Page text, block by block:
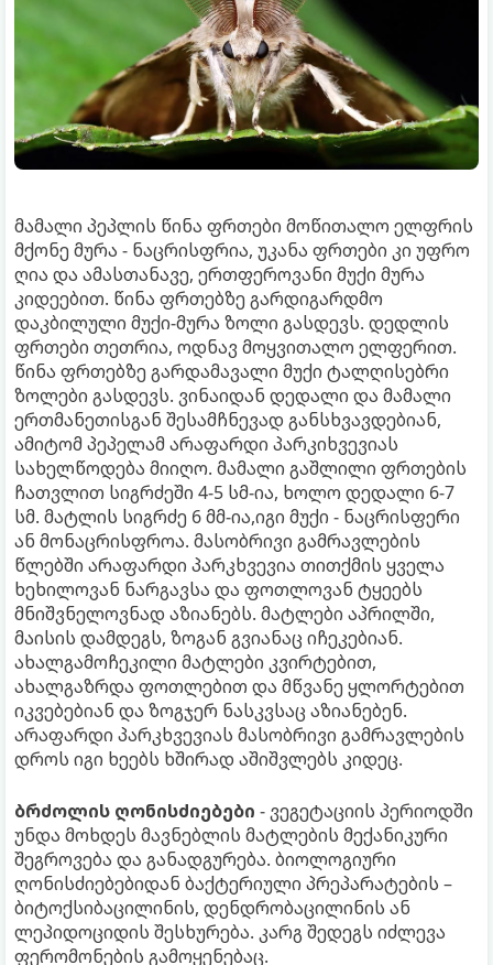
მამალი პეპლის წინა ფრთები მოწითალო ელფრის
მქონე მურა - ნაცრისფრია, უკანა ფრთები კი უფრო
ღია და ამასთანავე, ერთფეროვანი მუქი მურა
კიდეებით. წინა ფრთებზე გარდიგარდმო
დაკბილული მუქი-მურა ზოლი გასდევს. დედლის
ფრთები თეთრია, ოდნავ მოყვითალო ელფერით.
წინა ფრთებზე გარდამავალი მუქი ტალღისებრი
ზოლები გასდევს. ვინაიდან დედალი და მამალი
ერთმანეთისგან შესამჩნევად განსხვავდებიან,
ამიტომ პეპელამ არაფარდი პარკიხვევიას
სახელწოდება მიიღო. მამალი გაშლილი ფრთების
ჩათვლით სიგრძეში 4-5 სმ-ია, ხოლო დედალი 6-7
სმ. მატლის სიგრძე 6 მმ-ია,იგი მუქი - ნაცრისფერი
ან მონაცრისფროა. მასობრივი გამრავლების
წლებში არაფარდი პარკხვევია თითქმის ყველა
ხეხილოვან ნარგავსა და ფოთლოვან ტყეებს
მნიშვნელოვნად აზიანებს. მატლები აპრილში,
მაისის დამდეგს, ზოგან გვიანაც იჩეკებიან.
ახალგამოჩეკილი მატლები კვირტებით,
ახალგაზრდა ფოთლებით და მწვანე ყლორტებით
იკვებებიან და ზოგჯერ ნასკვსაც აზიანებენ.
არაფარდი პარკხვევიას მასობრივი გამრავლების
დროს იგი ხეებს ხშირად აშიშვლებს კიდეც.
ბრძოლის ღონისძიებები - ვეგეტაციის პერიოდში
უნდა მოხდეს მავნებლის მატლების მექანიკური
შეგროვება და განადგურება. ბიოლოგიური
ღონისძიებებიდან ბაქტერიული პრეპარატების –
ბიტოქსიბაცილინის, დენდრობაცილინის ან
ლეპიდოციდის შესხურება. კარგ შედეგს იძლევა
ფერომონების გამოყენებაც.